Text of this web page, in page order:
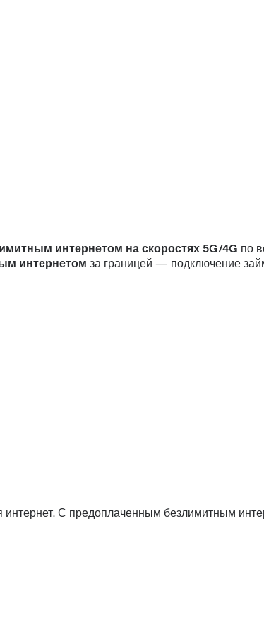
интернетом на скоростях 5G/4G по
интернетом за границей — подключение
интернет. С предоплаченным безлимитным